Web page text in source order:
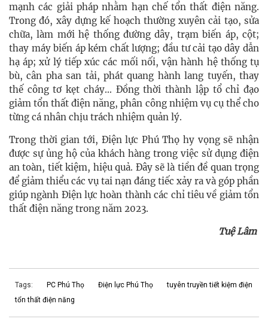
mạnh các giải pháp nhằm hạn chế tổn thất điện năng.
Trong đó, xây dựng kế hoạch thường xuyên cải tạo, sửa
chữa, làm mới hệ thống đường dây, trạm biến áp, cột;
thay máy biến áp kém chất lượng; đầu tư cải tạo dây dẫn
hạ áp; xử lý tiếp xúc các mối nối, vận hành hệ thống tụ
bù, cân pha san tải, phát quang hành lang tuyến, thay
thế công tơ kẹt cháy… Đồng thời thành lập tổ chỉ đạo
giảm tổn thất điện năng, phân công nhiệm vụ cụ thể cho
từng cá nhân chịu trách nhiệm quản lý.
Trong thời gian tới, Điện lực Phú Thọ hy vọng sẽ nhận
được sự ủng hộ của khách hàng trong việc sử dụng điện
an toàn, tiết kiệm, hiệu quả. Đây sẽ là tiền đề quan trọng
để giảm thiểu các vụ tai nạn đáng tiếc xảy ra và góp phần
giúp ngành Điện lực hoàn thành các chỉ tiêu về giảm tổn
thất điện năng trong năm 2023.
Tuệ Lâm
Tags: PC Phú Thọ Điện lực Phú Thọ
tuyên truyền tiết kiệm điện
tổn thất điện năng